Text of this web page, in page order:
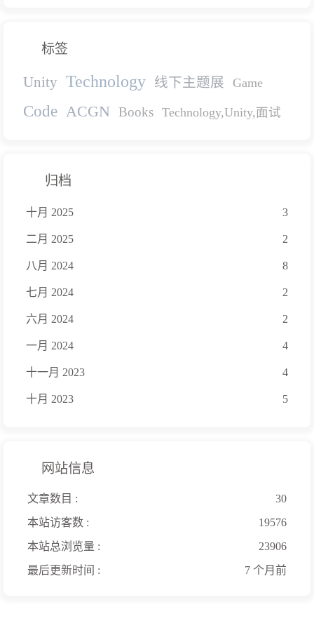
标签
Unity Technology 线下主题展 Game
Code ACGN Books Technology,Unity,面试
归档
十月 2025 3
二月 2025 2
八月 2024 8
七月 2024 2
六月 2024 2
一月 2024 4
十一月 2023 4
十月 2023 5
网站信息
文章数目 :
30
本站访客数 :
19576
本站总浏览量 :
23906
最后更新时间 :
7 个月前